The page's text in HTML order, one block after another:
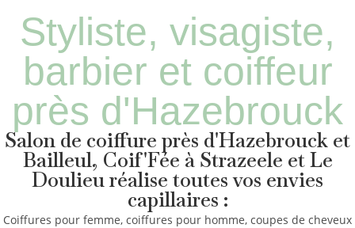
Styliste, visagiste,
barbier et coiffeur
près d'Hazebrouck
Salon de coiffure près d'Hazebrouck et
Bailleul, Coif'Fée à Strazeele et Le
Doulieu réalise toutes vos envies
capillaires :
Coiffures pour femme, coiffures pour homme, coupes de cheveux